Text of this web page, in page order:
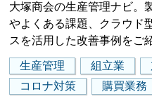
大塚商会の生産管理ナビ。
やよくある課題、クラウ
スを活用した改善事例をご
生産管理 組立業
コロナ対策
購買業務